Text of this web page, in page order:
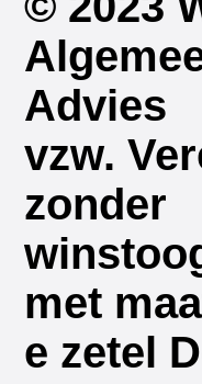
Advies
vzw.
zonder
met
e zetel